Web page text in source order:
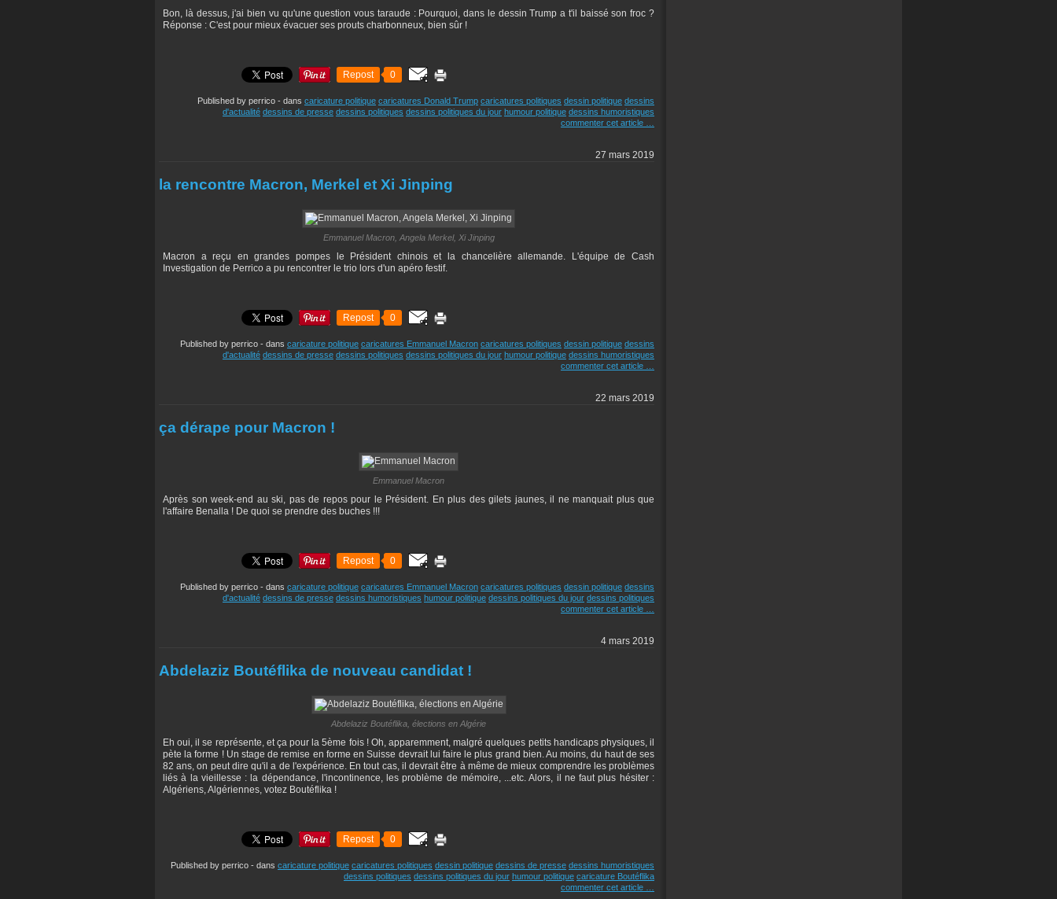
Bon, là dessus, j'ai bien vu qu'une question vous taraude : Pourquoi, dans le dessin Trump a t'il baissé son froc ?
Réponse : C'est pour mieux évacuer ses prouts charbonneux, bien sûr !
Repost 0
Published by perrico - dans caricature politique caricatures Donald Trump caricatures politiques dessin politique dessins
d'actualité dessins de presse dessins politiques dessins politiques du jour humour politique dessins humoristiques
commenter cet article
27 mars 2019
la rencontre Macron, Merkel et Xi Jinping
Emmanuel Macron, Angela Merkel, Xi Jinping
Macron a reçu en grandes pompes le Président chinois et la chancelière allemande. L'équipe de Cash
Investigation de Perrico a pu rencontrer le trio lors d'un apéro festif.
Repost 0
Published by perrico - dans caricature politique caricatures Emmanuel Macron caricatures politiques dessin politique dessins
d'actualité dessins de presse dessins politiques dessins politiques du jour humour politique dessins humoristiques
commenter cet article
22 mars 2019
ça dérape pour Macron !
Emmanuel Macron
Après son week-end au ski, pas de repos pour le Président. En plus des gilets jaunes, il ne manquait plus que
l'affaire Benalla ! De quoi se prendre des buches !!!
Repost 0
Published by perrico - dans caricature politique caricatures Emmanuel Macron caricatures politiques dessin politique dessins
d'actualité dessins de presse dessins humoristiques humour politique dessins politiques du jour dessins politiques
commenter cet article
4 mars 2019
Abdelaziz Boutéflika de nouveau candidat !
Abdelaziz Boutéflika, élections en Algérie
Eh oui, il se représente, et ça pour la 5ème fois ! Oh, apparemment, malgré quelques petits handicaps physiques, il
pète la forme ! Un stage de remise en forme en Suisse devrait lui faire le plus grand bien. Au moins, du haut de ses
82 ans, on peut dire qu'il a de l'expérience. En tout cas, il devrait être à même de mieux comprendre les problèmes
liés à la vieillesse : la dépendance, l'incontinence, les problème de mémoire, ...etc. Alors, il ne faut plus hésiter :
Algériens, Algériennes, votez Boutéflika !
Repost 0
Published by perrico - dans caricature politique caricatures politiques dessin politique dessins de presse dessins humoristiques
dessins politiques dessins politiques du jour humour politique caricature Boutéflika
commenter cet article